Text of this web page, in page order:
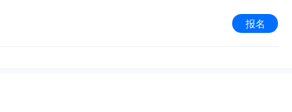
报名